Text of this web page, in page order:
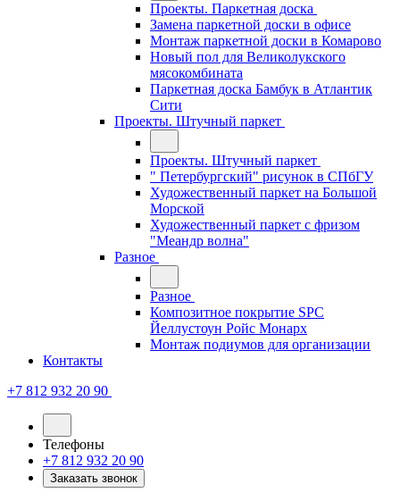
Проекты. Паркетная доска
Замена паркетной доски в офисе
Монтаж паркетной доски в Комарово
Новый пол для Великолукского
мясокомбината
Паркетная доска Бамбук в Атлантик
Сити
Проекты. Штучный паркет
Проекты. Штучный паркет
" Петербургский" рисунок в СПбГУ
Художественный паркет на Большой
Морской
Художественный паркет с фризом
"Меандр волна"
Разное
Разное
Композитное покрытие SPC
Йеллустоун Ройс Монарх
Монтаж подиумов для организации
Контакты
+7 812 932 20 90
Телефоны
+7 812 932 20 90
Заказать звонок